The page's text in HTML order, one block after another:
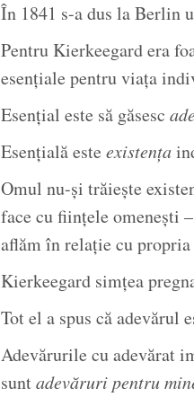
În 1841 s-a dus la Berlin
Pentru Kierkeegard era
esențiale pentru viața
Esențial este să găsesc
Esențială este existența
Omul nu-și trăiește
face cu ființele omenești
aflăm în relație cu propria
Kierkeegard simțea
Tot el a spus că adevărul
Adevărurile cu adevărat
suntadevăruri pentru